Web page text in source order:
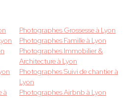
Photographes Grossesse à Lyon
Photographes Famille à Lyon
Photographes Immobilier &
Architecture à Lyon
Photographes Suivi de chantier à
Lyon
à
Photographes Airbnb à Lyon